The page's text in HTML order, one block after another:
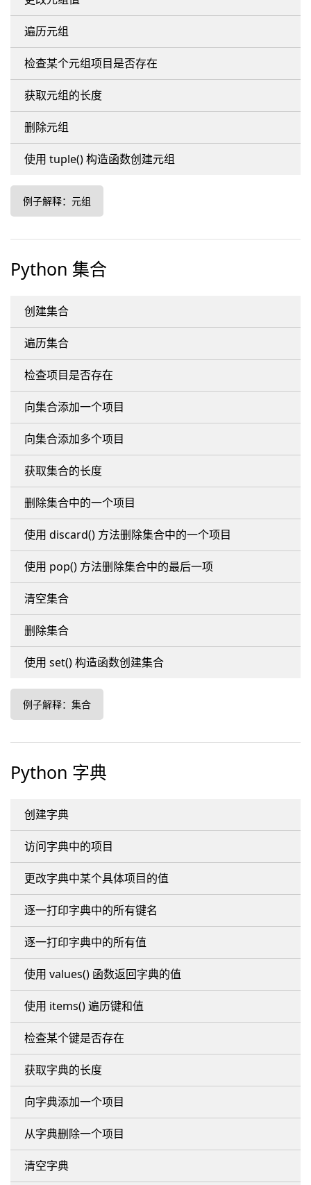
遍历元组
检查某个元组项目是否存在
获取元组的长度
删除元组
使用 tuple() 构造函数创建元组
例子解释：元组
Python 集合
创建集合
遍历集合
检查项目是否存在
向集合添加一个项目
向集合添加多个项目
获取集合的长度
删除集合中的一个项目
使用 discard() 方法删除集合中的一个项目
使用 pop() 方法删除集合中的最后一项
清空集合
删除集合
使用 set() 构造函数创建集合
例子解释：集合
Python 字典
创建字典
访问字典中的项目
更改字典中某个具体项目的值
逐一打印字典中的所有键名
逐一打印字典中的所有值
使用 values() 函数返回字典的值
使用 items() 遍历键和值
检查某个键是否存在
获取字典的长度
向字典添加一个项目
从字典删除一个项目
清空字典